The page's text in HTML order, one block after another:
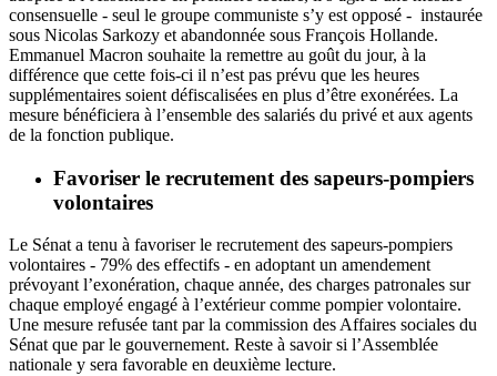
consensuelle - seul le groupe communiste s’y est opposé - instaurée
sous Nicolas Sarkozy et abandonnée sous François Hollande.
Emmanuel Macron souhaite la remettre au goût du jour, à la
différence que cette fois-ci il n’est pas prévu que les heures
supplémentaires soient défiscalisées en plus d’être exonérées. La
mesure bénéficiera à l’ensemble des salariés du privé et aux agents
de la fonction publique.
Favoriser le recrutement des sapeurs-pompiers
volontaires
Le Sénat a tenu à favoriser le recrutement des sapeurs-pompiers
volontaires - 79% des effectifs - en adoptant un amendement
prévoyant l’exonération, chaque année, des charges patronales sur
chaque employé engagé à l’extérieur comme pompier volontaire.
Une mesure refusée tant par la commission des Affaires sociales du
Sénat que par le gouvernement. Reste à savoir si l’Assemblée
nationale y sera favorable en deuxième lecture.